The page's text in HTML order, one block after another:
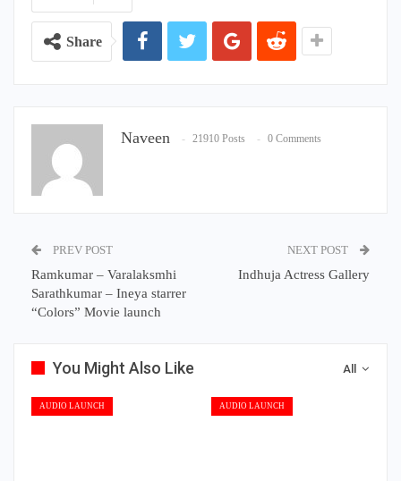
Share
Naveen 21910 Posts 0 Comments
PREV POST
Ramkumar – Varalaksmhi
Sarathkumar – Ineya starrer
“Colors” Movie launch
NEXT POST
Indhuja Actress Gallery
All
You Might Also Like
AUDIO LAUNCH AUDIO LAUNCH